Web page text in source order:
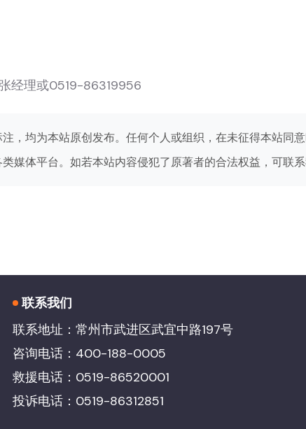
经理或0519-86319956
，均为本站原创发布。任何个人或组织，在未征得本站同
媒体平台。如若本站内容侵犯了原著者的合法权益，可联系
联系我们
联系地址：常州市武进区武宜中路197号
咨询电话：400-188-0005
救援电话：0519-86520001
投诉电话：0519-86312851